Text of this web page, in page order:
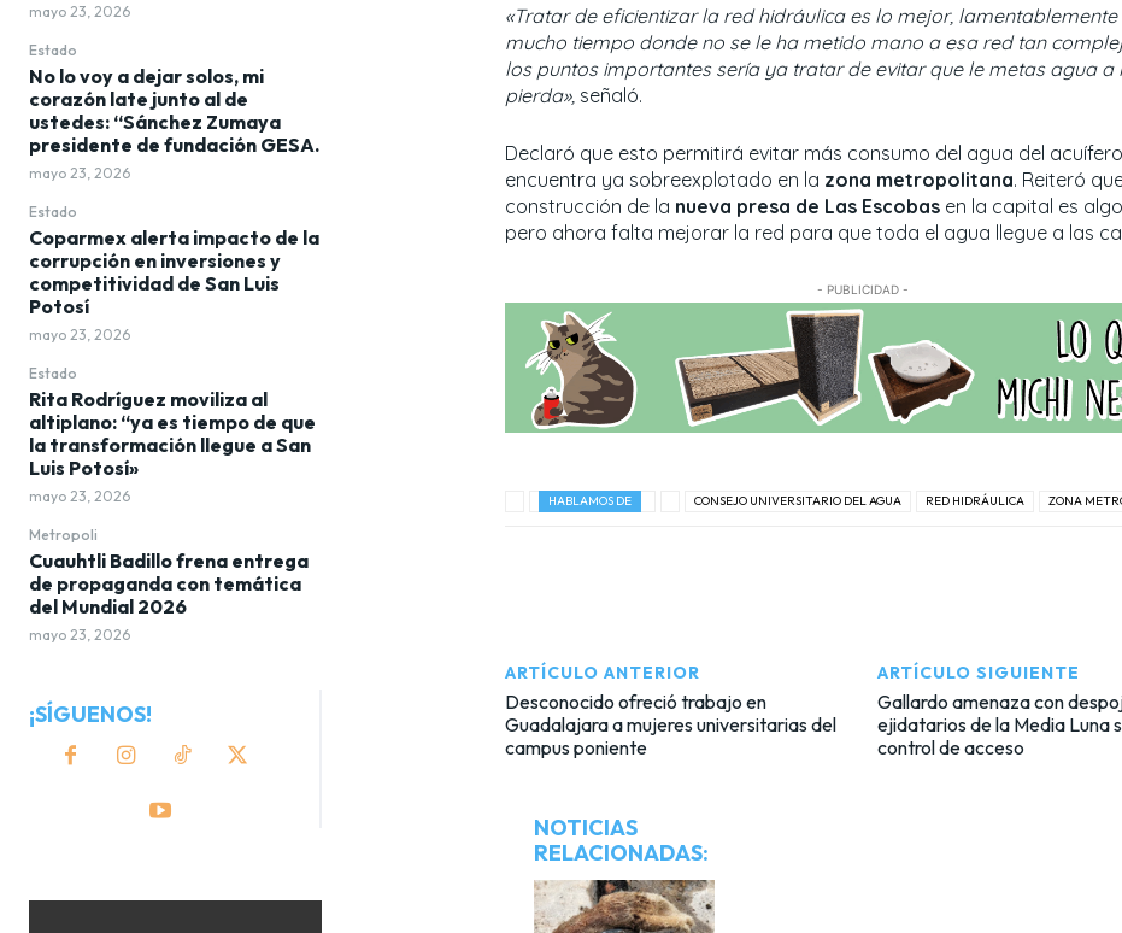
mayo 23, 2026
Estado
No lo voy a dejar solos, mi
corazón late junto al de
ustedes: “Sánchez Zumaya
presidente de fundación GESA.
mayo 23, 2026
Estado
Coparmex alerta impacto de la
corrupción en inversiones y
competitividad de San Luis
Potosí
mayo 23, 2026
Estado
Rita Rodríguez moviliza al
altiplano: “ya es tiempo de que
la transformación llegue a San
Luis Potosí»
mayo 23, 2026
Metropoli
Cuauhtli Badillo frena entrega
de propaganda con temática
del Mundial 2026
mayo 23, 2026
¡SÍGUENOS!
«Tratar de eficientizar la red hidráulica es lo mejor,
mucho tiempo donde no se le ha metido mano a esa red tan
los puntos importantes sería ya tratar de evitar que le metas agua a
pierda», señaló.
Declaró que esto permitirá evitar más consumo del agua del
encuentra ya sobreexplotado en la zona metropolitana. Reiteró
construcción de la nueva presa de Las Escobasen la capital es
pero ahora falta mejorar la red para que toda el agua llegue a las
- PUBLICIDAD -
HABLAMOS DE CONSEJO UNIVERSITARIO DEL AGUA RED HIDRÁULICA ZONA
ARTÍCULO ANTERIOR
Desconocido ofreció trabajo en
Guadalajara a mujeres universitarias del
campus poniente
ARTÍCULO SIGUIENTE
Gallardo amenaza con
ejidatarios de la Media Luna
control de acceso
NOTICIAS
RELACIONADAS: